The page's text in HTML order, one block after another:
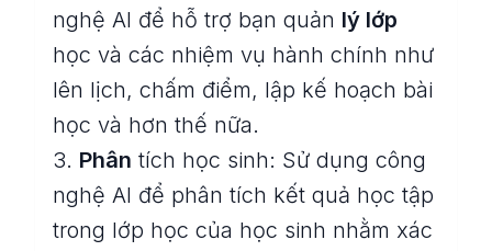
nghệ AI để hỗ trợ bạn quản lý lớp
học và các nhiệm vụ hành chính như
lên lịch, chấm điểm, lập kế hoạch bài
học và hơn thế nữa.
3. Phân tích học sinh: Sử dụng công
nghệ AI để phân tích kết quả học tập
trong lớp học của học sinh nhằm xác